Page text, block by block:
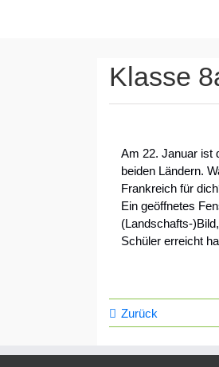
Klasse
Am 22. Januar ist
beiden Ländern.
Frankreich für
Ein geöffnetes
(Landschafts-
Schüler erreicht
Zurück